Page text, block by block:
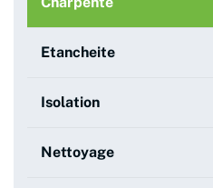
Etancheite
Isolation
Nettoyage